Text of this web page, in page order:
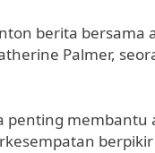
berita
Palmer,
penting